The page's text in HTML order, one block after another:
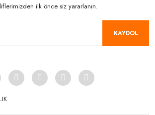
ilk önce siz yararlanın.
KAYDOL